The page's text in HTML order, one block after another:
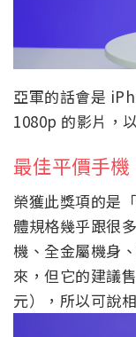
亞軍的話會是
1080p 的影片，
最佳平價手機
榮獲此獎項的是
體規格幾乎跟很
機、全金屬機身
來，但它的建議
元），所以可說